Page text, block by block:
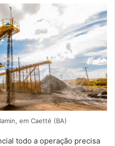
em Caetté (BA)
todo a operação precisa